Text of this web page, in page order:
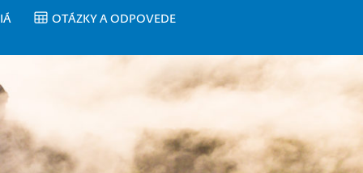
OTÁZKY A ODPOVEDE